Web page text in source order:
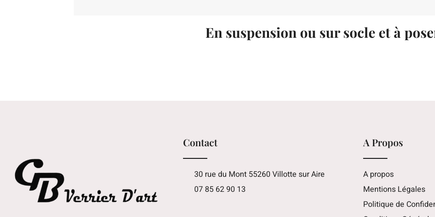
En suspension ou sur socle et à
Contact
30 rue du Mont 55260 Villotte sur Aire
07 85 62 90 13
A Propos
A propos
Mentions Légales
Politique de